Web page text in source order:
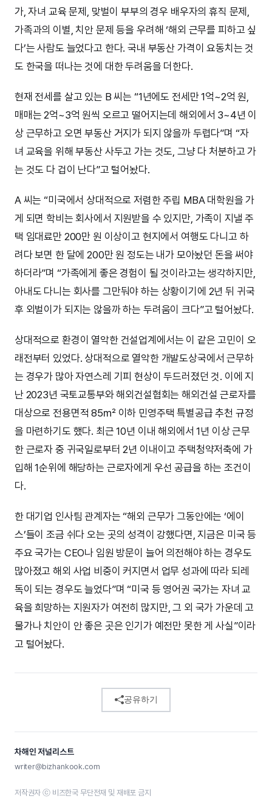
가, 자녀 교육 문제, 맞벌이 부부의 경우 배우자의 휴직 문제,
가족과의 이별, 치안 문제 등을 우려해 ‘해외 근무를 피하고 싶
다’는 사람도 늘었다고 한다. 국내 부동산 가격이 요동치는 것
도 한국을 떠나는 것에 대한 두려움을 더한다.
현재 전세를 살고 있는 B 씨는 “1년에도 전세만 1억~2억 원,
매매는 2억~3억 원씩 오르고 떨어지는데 해외에서 3~4년 이
상 근무하고 오면 부동산 거지가 되지 않을까 두렵다”며 “자
녀 교육을 위해 부동산 사두고 가는 것도, 그냥 다 처분하고 가
는 것도 다 겁이 난다”고 털어놨다.
A 씨는 “미국에서 상대적으로 저렴한 주립 MBA 대학원을 가
게 되면 학비는 회사에서 지원받을 수 있지만, 가족이 지낼 주
택 임대료만 200만 원 이상이고 현지에서 여행도 다니고 하
려다 보면 한 달에 200만 원 정도는 내가 모아놨던 돈을 써야
하더라”며 “가족에게 좋은 경험이 될 것이라고는 생각하지만,
아내도 다니는 회사를 그만둬야 하는 상황이기에 2년 뒤 귀국
후 외벌이가 되지는 않을까 하는 두려움이 크다”고 털어놨다.
상대적으로 환경이 열악한 건설업계에서는 이 같은 고민이 오
래전부터 있었다. 상대적으로 열악한 개발도상국에서 근무하
는 경우가 많아 자연스레 기피 현상이 두드러졌던 것. 이에 지
난 2023년 국토교통부와 해외건설협회는 해외건설 근로자를
대상으로 전용면적 85㎡ 이하 민영주택 특별공급 추천 규정
을 마련하기도 했다. 최근 10년 이내 해외에서 1년 이상 근무
한 근로자 중 귀국일로부터 2년 이내이고 주택청약저축에 가
입해 1순위에 해당하는 근로자에게 우선 공급을 하는 조건이
다.
한 대기업 인사팀 관계자는 “해외 근무가 그동안에는 ‘에이
스’들이 조금 쉬다 오는 곳의 성격이 강했다면, 지금은 미국 등
주요 국가는 CEO나 임원 방문이 늘어 의전해야 하는 경우도
많아졌고 해외 사업 비중이 커지면서 업무 성과에 따라 되레
독이 되는 경우도 늘었다”며 “미국 등 영어권 국가는 자녀 교
육을 희망하는 지원자가 여전히 많지만, 그 외 국가 가운데 고
물가나 치안이 안 좋은 곳은 인기가 예전만 못한 게 사실”이라
고 털어놨다.
공유하기
차해인 저널리스트
writer@bizhankook.com
저작권자 ⓒ 비즈한국 무단전재 및 재배포 금지